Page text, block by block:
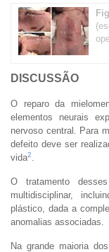
DISCUSSÃO
O reparo da
elementos neurais
nervoso central. Para
defeito deve ser
vida2
O tratamento
multidisciplinar,
plástico, dada a
anomalias associadas.
Na grande maioria